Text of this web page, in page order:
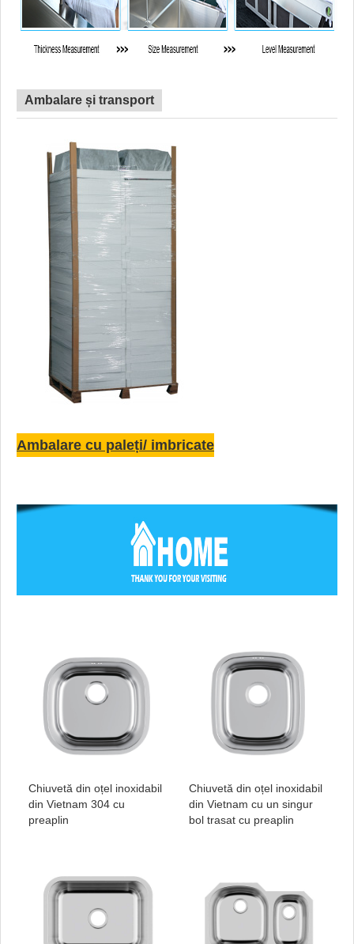
Ambalare și transport
Ambalare cu paleți/ imbricate
Chiuvetă din oțel inoxidabil
din Vietnam 304 cu
preaplin
Chiuvetă din oțel inoxidabil
din Vietnam cu un singur
bol trasat cu preaplin